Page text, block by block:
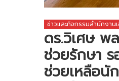
ข่าวและกิจกรรมสำนักงาน
ดร.วิเศษ พ
ช่วยรักษา
ช่วยเหลือนั